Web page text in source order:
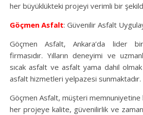
her büyüklükteki projeyi verimli bir
Göçmen Asfalt: Güvenilir Asfalt
Göçmen Asfalt, Ankara’da lider
firmasıdır. Yılların deneyimi ve
sıcak asfalt ve asfalt yama dahil
asfalt hizmetleri yelpazesi sunmaktadır.
Göçmen Asfalt, müşteri memnuniyetine
her projeye kalite, güvenilirlik ve